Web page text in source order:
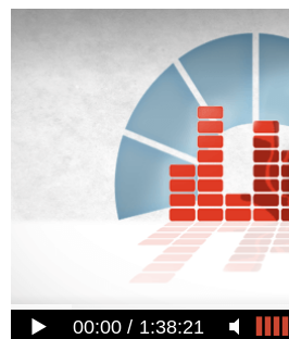
00:00 1:38:21